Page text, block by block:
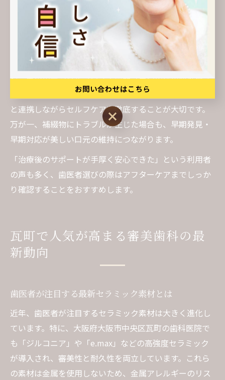
ラミックは汚れが付きにくい反面、補綴物と歯茎の境目
にプラークが溜まりやすく、虫歯や歯周病のリスクがゼ
ロではありません。
アフターケアの具体例としては、半年ごとの定期検診
や、専用のデンタルフロス・歯間ブラシの活用が推奨さ
れます。また、食生活や喫煙習慣にも注意し、歯科医院
と連携しながらセルフケアを徹底することが大切です。
万が一、補綴物にトラブルが生じた場合も、早期発見・
早期対応が美しい口元の維持につながります。
「治療後のサポートが手厚く安心できた」という利用者
の声も多く、歯医者選びの際はアフターケアまでしっか
り確認することをおすすめします。
瓦町で人気が高まる審美歯科の最
新動向
歯医者が注目する最新セラミック素材とは
近年、歯医者が注目するセラミック素材は大きく進化し
ています。特に、大阪府大阪市中央区瓦町の歯科医院で
も「ジルコニア」や「e.max」などの高強度セラミック
が導入され、審美性と耐久性を両立しています。これら
の素材は金属を使用しないため、金属アレルギーのリス
お問い合わせはこちら
お問い合わせはこちら